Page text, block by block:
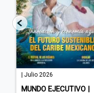
| Julio 2026
MUNDO EJECUTIVO |